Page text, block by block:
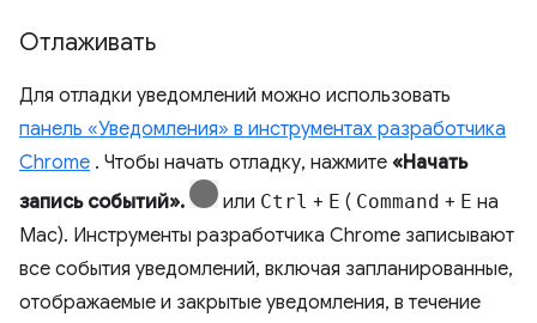
Отлаживать
Для отладки уведомлений можно использовать
панель «Уведомления» в инструментах разработчика
Chrome . Чтобы начать отладку, нажмите «Начать
запись событий».
или Ctrl + E ( Command + E на
Mac). Инструменты разработчика Chrome записывают
все события уведомлений, включая запланированные,
отображаемые и закрытые уведомления, в течение